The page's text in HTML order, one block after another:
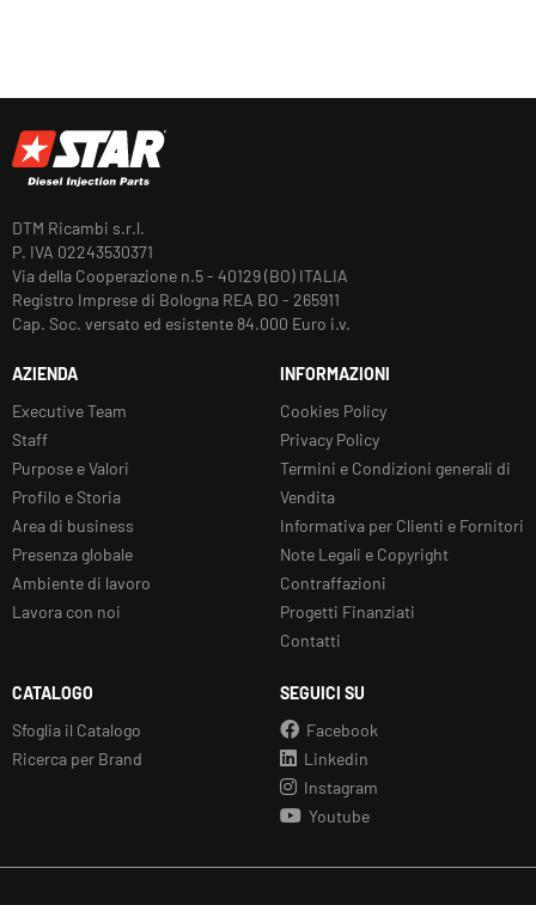
DTM Ricambi s.r.l.
P. IVA 02243530371
Via della Cooperazione n.5 - 40129 (BO) ITALIA
Registro Imprese di Bologna REA BO - 265911
Cap. Soc. versato ed esistente 84.000 Euro i.v.
AZIENDA
Executive Team
Staff
Purpose e Valori
Profilo e Storia
Area di business
Presenza globale
Ambiente di lavoro
Lavora con noi
INFORMAZIONI
Cookies Policy
Privacy Policy
Termini e Condizioni generali di
Vendita
Informativa per Clienti e Fornitori
Note Legali e Copyright
Contraffazioni
Progetti Finanziati
Contatti
CATALOGO
Sfoglia il Catalogo
Ricerca per Brand
SEGUICI SU
Facebook
Linkedin
Instagram
Youtube